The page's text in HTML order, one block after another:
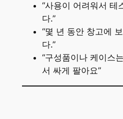
“사용이 어려워서 테
다.”
“몇 년 동안 창고에
다.”
“구성품이나 케이스
서 싸게 팔아요”